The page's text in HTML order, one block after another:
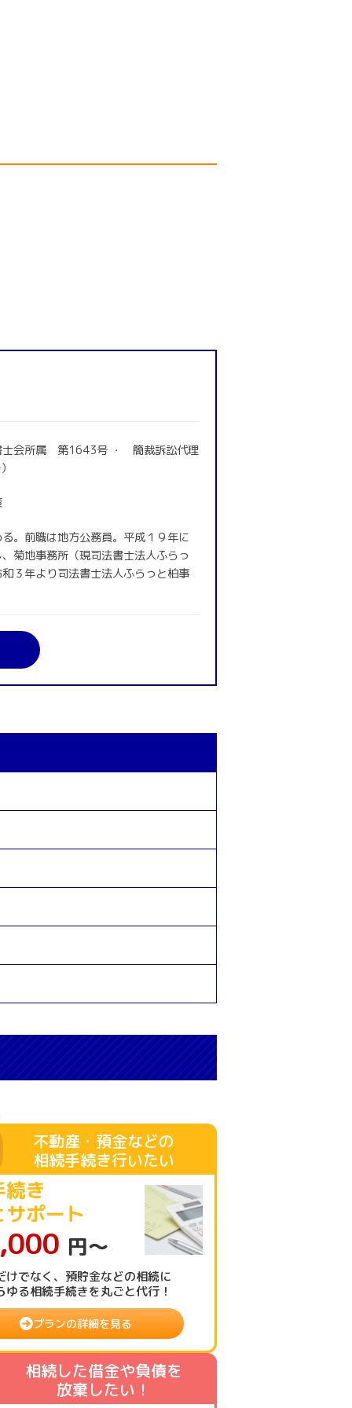
士会所属 第1643号 ・ 簡裁訴訟代理
。前職は地方公務員。平成１９年に
菊地事務所（現司法書士法人ふらっ
３年より司法書士法人ふらっと柏事
不動産・預金などの
相続手続き行いたい
き
ポート
円〜
けでなく、預貯金などの相続に
ゆる相続手続きを丸ごと代行！
プランの詳細を見る
相続した借金や負債を
放棄したい！